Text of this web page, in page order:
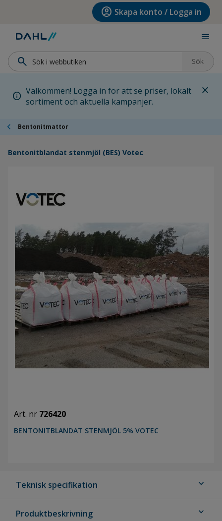
Hoppa till huvudinnehållet account_circle Skapa konto / Logga in
menu
search Sök
info Välkommen! Logga in för att se priser, lokalt
sortiment och aktuella kampanjer.
close
chevron_left Bentonitmattor
Bentonitblandat stenmjöl (BES) Votec
Art. nr 726420
BENTONITBLANDAT STENMJÖL 5% VOTEC
Teknisk specifikation expand_more
Produktbeskrivning expand_more